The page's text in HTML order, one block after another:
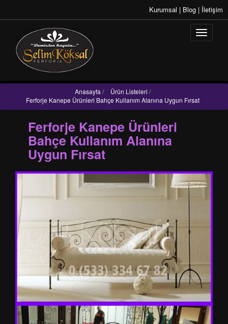
Kurumsal | Blog | İletişim
Anasayfa / Ürün Listeleri /
Ferforje Kanepe Ürünleri Bahçe Kullanım Alanına Uygun Fırsat
Ferforje Kanepe Ürünleri
Bahçe Kullanım Alanına
Uygun Fırsat